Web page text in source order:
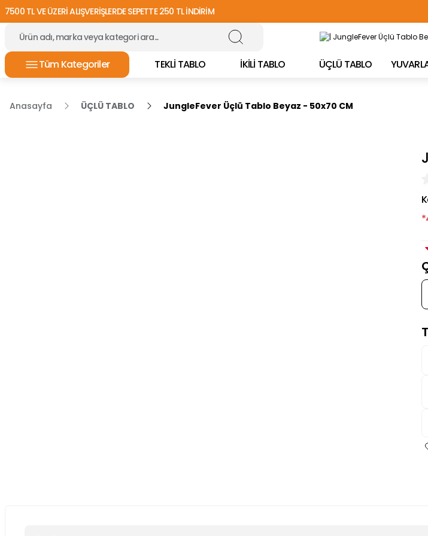
7500 TL VE ÜZERİ ALIŞVERİŞLERDE SEPETTE 250 TL İNDİRİM
TÜRKİYE'NİN HER YERİNE
Tüm Kategoriler TEKLİ TABLO İKİLİ TABLO ÜÇLÜ TABLO
Anasayfa ÜÇLÜ TABLO JungleFever Üçlü Tablo Beyaz - 50x70 CM